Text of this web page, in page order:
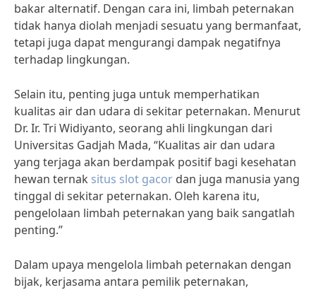
bakar alternatif. Dengan cara ini, limbah peternakan
tidak hanya diolah menjadi sesuatu yang bermanfaat,
tetapi juga dapat mengurangi dampak negatifnya
terhadap lingkungan.
Selain itu, penting juga untuk memperhatikan
kualitas air dan udara di sekitar peternakan. Menurut
Dr. Ir. Tri Widiyanto, seorang ahli lingkungan dari
Universitas Gadjah Mada, “Kualitas air dan udara
yang terjaga akan berdampak positif bagi kesehatan
hewan ternak situs slot gacor dan juga manusia yang
tinggal di sekitar peternakan. Oleh karena itu,
pengelolaan limbah peternakan yang baik sangatlah
penting.”
Dalam upaya mengelola limbah peternakan dengan
bijak, kerjasama antara pemilik peternakan,